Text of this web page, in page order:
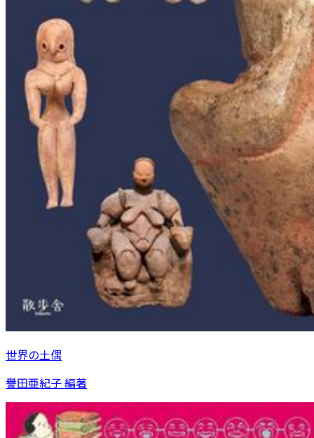
世界の土偶
譽田亜紀子 編著